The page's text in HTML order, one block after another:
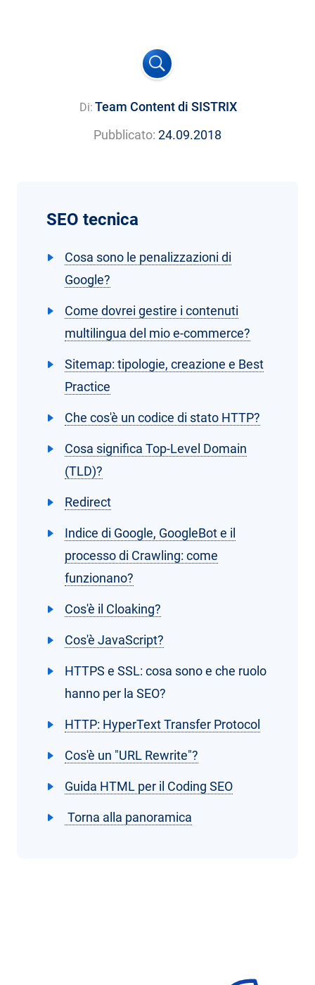
Di: Team Content di SISTRIX
Pubblicato: 24.09.2018
SEO tecnica
Cosa sono le penalizzazioni di
Google?
Come dovrei gestire i contenuti
multilingua del mio e-commerce?
Sitemap: tipologie, creazione e Best
Practice
Che cos'è un codice di stato HTTP?
Cosa significa Top-Level Domain
(TLD)?
Redirect
Indice di Google, GoogleBot e il
processo di Crawling: come
funzionano?
Cos'è il Cloaking?
Cos'è JavaScript?
HTTPS e SSL: cosa sono e che ruolo
hanno per la SEO?
HTTP: HyperText Transfer Protocol
Cos'è un "URL Rewrite"?
Guida HTML per il Coding SEO
Torna alla panoramica